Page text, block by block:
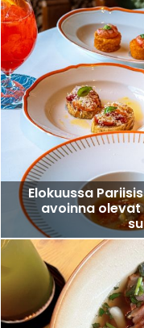
Elokuussa
avoinna